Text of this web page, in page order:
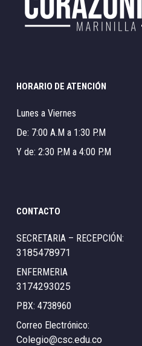
HORARIO DE ATENCIÓN
Lunes a Viernes
De: 7:00 A.M a 1:30 P.M
Y de: 2:30 P.M a 4:00 P.M
CONTACTO
SECRETARIA – RECEPCIÓN:
3185478971
ENFERMERIA
3174293025
PBX: 4738960
Correo Electrónico:
Colegio@csc.edu.co